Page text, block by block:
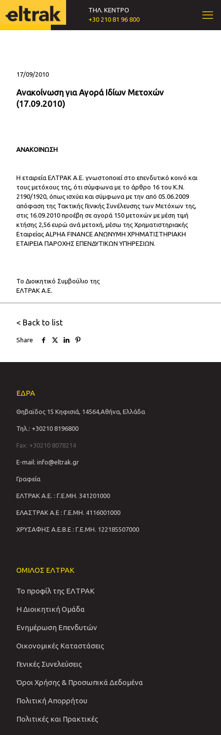
ΤΗΛ. ΚΕΝΤΡΟ
+30 210 81 96 800
17/09/2010
Ανακοίνωση για Αγορά Ιδίων Μετοχών
(17.09.2010)
ΑΝΑΚΟΙΝΩΣΗ
Η εταιρεία ΕΛΤΡΑΚ Α.Ε. γνωστοποιεί στο επενδυτικό κοινό και
τους μετόχους της, ότι σύμφωνα με το άρθρο 16 του Κ.Ν.
2190/1920, όπως ισχύει και σύμφωνα με την από 05.06.2009
απόφαση της Τακτικής Γενικής Συνέλευσης των Μετόχων της,
στις 16.09.2010 προέβη σε αγορά 150 μετοχών με μέση τιμή
κτήσης 2,56 ευρώ ανά μετοχή, μέσω της Χρηματιστηριακής
Εταιρείας ALPHA FINANCE ΑΝΩΝΥΜΗ ΧΡΗΜΑΤΙΣΤΗΡΙΑΚΗ
ΕΤΑΙΡΕΙΑ ΠΑΡΟΧΗΣ ΕΠΕΝΔΥΤΙΚΩΝ ΥΠΗΡΕΣΙΩΝ.
Το Διοικητικό Συμβούλιο της
ΕΛΤΡΑΚ Α.Ε.
< Back to list
Share
ΕΔΡΑ
Θηβαϊδος 15 Κηφισιά, 14564,Αθήνα, Ελλάδα
Τηλ.: +30210 8196800
Fax: +30210 8078214
E-mail: info@eltrak.gr
Γραφεία
ΕΛΤΡΑΚ Α.Ε. : Γ.Ε.ΜΗ. 341201000
ΕΛΑΣΤΡΑΚ Α.Ε : Γ.Ε.ΜΗ. 4116001000
ΧΡΥΣΑΦΗΣ Α.Ε.Β.Ε : Γ.Ε.ΜΗ. 122185507000
ΟΜΙΛΟΣ ΕΛΤΡΑΚ
Το προφίλ της ΕΛΤΡΑΚ
Η Διοικητική Ομάδα
Ενημέρωση Επενδυτών
Οικονομικές Καταστάσεις
Γενικές Συνελεύσεις
Όροι Χρήσης & Προσωπικά Δεδομένα
Πολιτική Απορρήτου
Πολιτικές και Πρακτικές